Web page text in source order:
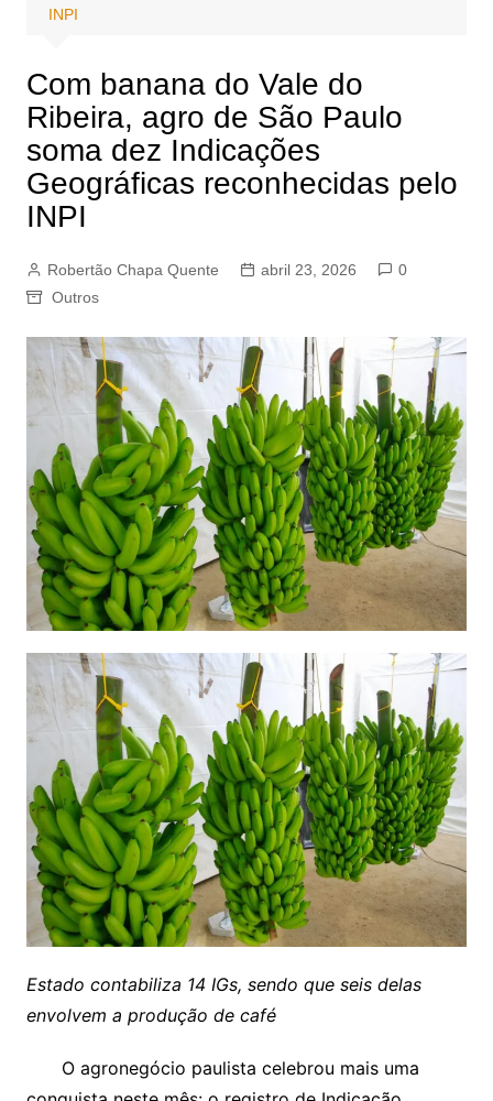
INPI
Com banana do Vale do
Ribeira, agro de São Paulo
soma dez Indicações
Geográficas reconhecidas pelo
INPI
Robertão Chapa Quente abril 23, 2026
0
Outros
Estado contabiliza 14 IGs, sendo que seis delas
envolvem a produção de café
O agronegócio paulista celebrou mais uma